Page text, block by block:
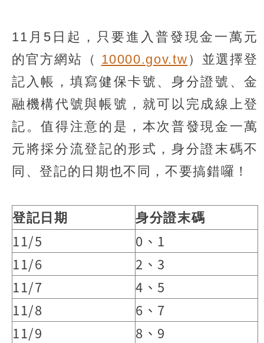
11月5日起，只要進入普發現金一萬元
的官方網站（ 10000.gov.tw ）並選擇登
記入帳，填寫健保卡號、身分證號、金
融機構代號與帳號，就可以完成線上登
記。值得注意的是，本次普發現金一萬
元將採分流登記的形式，身分證末碼不
同、登記的日期也不同，不要搞錯囉！
登記日期 身分證末碼
11/5
0、1
11/6
2、3
11/7
4、5
11/8
6、7
11/9
8、9